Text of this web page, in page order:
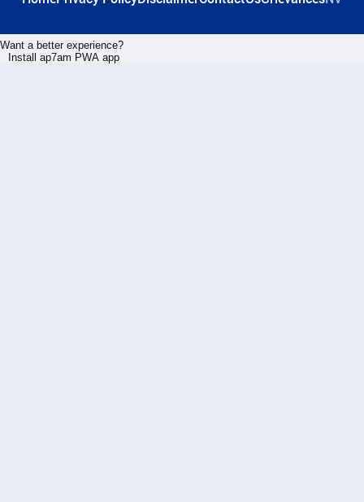
Want a better experience?
Install ap7am PWA app